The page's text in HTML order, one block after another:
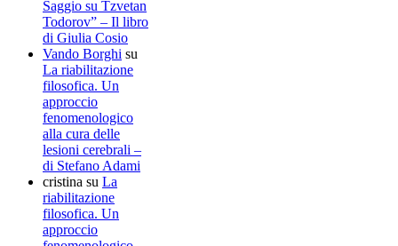
Saggio su Tzvetan
Todorov” – Il libro
di Giulia Cosio
Vando Borghi su
La riabilitazione
filosofica. Un
approccio
fenomenologico
alla cura delle
lesioni cerebrali –
di Stefano Adami
cristina su La
riabilitazione
filosofica. Un
approccio